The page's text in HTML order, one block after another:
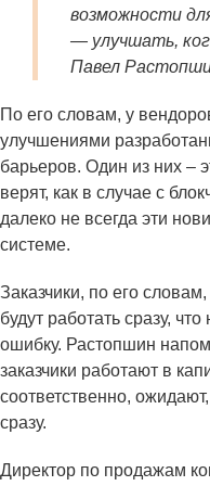
возможности
— улучшать,
Павел
По его словам, у
улучшениями
барьеров. Один из них –
верят, как в случае с
далеко не всегда эти
системе.
Заказчики, по его
будут работать сразу,
ошибку. Растопшин
заказчики работают в
соответственно,
сразу.
Директор по продажам